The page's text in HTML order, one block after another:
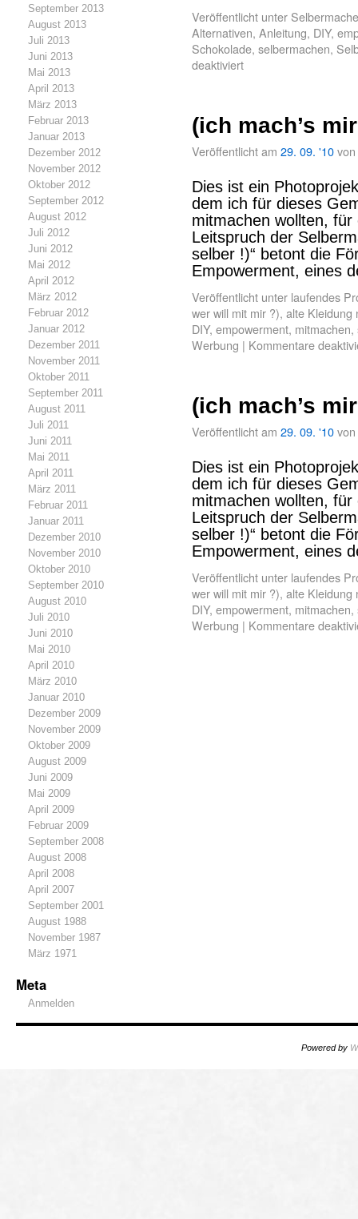
September 2013
August 2013
Juli 2013
Juni 2013
Mai 2013
April 2013
März 2013
Februar 2013
Januar 2013
Dezember 2012
November 2012
Oktober 2012
September 2012
August 2012
Juli 2012
Juni 2012
Mai 2012
April 2012
März 2012
Februar 2012
Januar 2012
Dezember 2011
November 2011
Oktober 2011
September 2011
August 2011
Juli 2011
Juni 2011
Mai 2011
April 2011
März 2011
Februar 2011
Januar 2011
Dezember 2010
November 2010
Oktober 2010
September 2010
August 2010
Juli 2010
Juni 2010
Mai 2010
April 2010
März 2010
Januar 2010
Dezember 2009
November 2009
Oktober 2009
August 2009
Juni 2009
Mai 2009
April 2009
Februar 2009
September 2008
August 2008
April 2008
April 2007
September 2001
August 1988
November 1987
März 1971
Meta
Anmelden
Veröffentlicht unter
Alternativen, Anleitung, DIY,
Schokolade, selbermachen,
deaktiviert
(ich mach’s
Veröffentlicht am 29. 09. '10von
Dies ist ein
dem ich für dieses
mitmachen wollten,
Leitspruch der
selber !)“ betont die
Empowerment, eines
Veröffentlicht unter laufendes
wer will mit mir ?), alte Kleidung
DIY, empowerment, mitmachen,
Werbung | Kommentare
(ich mach’s
Veröffentlicht am 29. 09. '10von
Dies ist ein
dem ich für dieses
mitmachen wollten,
Leitspruch der
selber !)“ betont die
Empowerment, eines
Veröffentlicht unter laufendes
wer will mit mir ?), alte Kleidung
DIY, empowerment, mitmachen,
Werbung | Kommentare
Powered by